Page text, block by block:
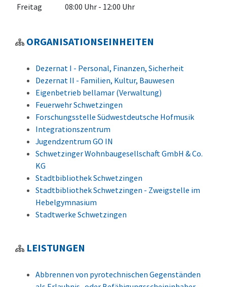
Freitag
08:00 Uhr - 12:00 Uhr
ORGANISATIONSEINHEITEN
Dezernat I - Personal, Finanzen, Sicherheit
Dezernat II - Familien, Kultur, Bauwesen
Eigenbetrieb bellamar (Verwaltung)
Feuerwehr Schwetzingen
Forschungsstelle Südwestdeutsche Hofmusik
Integrationszentrum
Jugendzentrum GO IN
Schwetzinger Wohnbaugesellschaft GmbH & Co.
KG
Stadtbibliothek Schwetzingen
Stadtbibliothek Schwetzingen - Zweigstelle im
Hebelgymnasium
Stadtwerke Schwetzingen
LEISTUNGEN
Abbrennen von pyrotechnischen Gegenständen